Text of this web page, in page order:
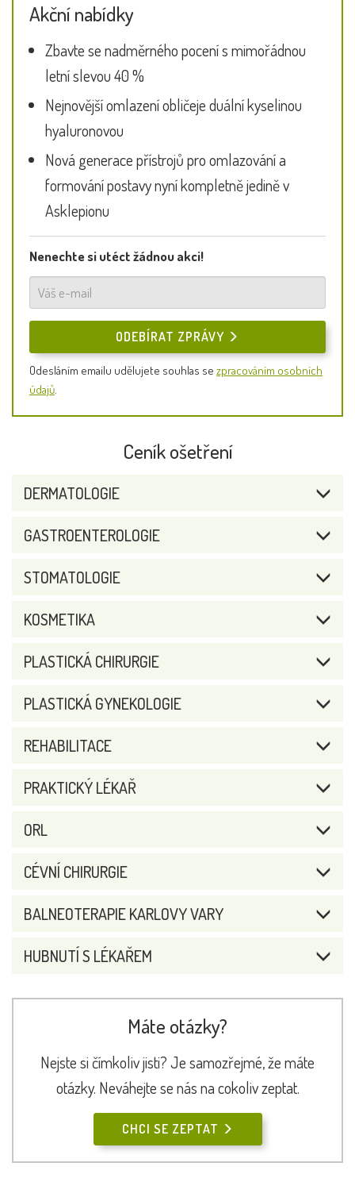
Akční nabídky
Zbavte se nadměrného pocení s mimořádnou
letní slevou 40 %
Nejnovější omlazení obličeje duální kyselinou
hyaluronovou
Nová generace přístrojů pro omlazování a
formování postavy nyní kompletně jedině v
Asklepionu
Nenechte si utéct žádnou akci!
ODEBÍRAT ZPRÁVY
Odesláním emailu udělujete souhlas se zpracováním osobních
údajů.
Ceník ošetření
DERMATOLOGIE
GASTROENTEROLOGIE
STOMATOLOGIE
KOSMETIKA
PLASTICKÁ CHIRURGIE
PLASTICKÁ GYNEKOLOGIE
REHABILITACE
PRAKTICKÝ LÉKAŘ
ORL
CÉVNÍ CHIRURGIE
BALNEOTERAPIE KARLOVY VARY
HUBNUTÍ S LÉKAŘEM
Máte otázky?
Nejste si čímkoliv jisti? Je samozřejmé, že máte
otázky. Neváhejte se nás na cokoliv zeptat.
CHCI SE ZEPTAT